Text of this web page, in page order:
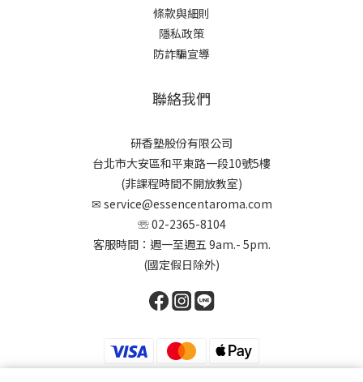
條款與細則
隱私政策
防詐騙宣導
聯絡我們
研香塾股份有限公司
台北市大安區和平東路一段10號5樓
(非課程時間不開放教室)
✉ service@essencentaroma.com
☏ 02-2365-8104
客服時間：週一至週五 9am.- 5pm.
(國定假日除外)